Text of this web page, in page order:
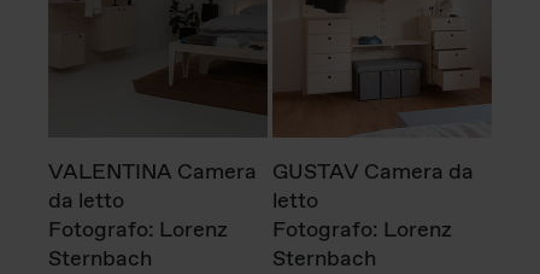
VALENTINA Camera
da letto
Fotografo: Lorenz
Sternbach
GUSTAV Camera da
letto
Fotografo: Lorenz
Sternbach